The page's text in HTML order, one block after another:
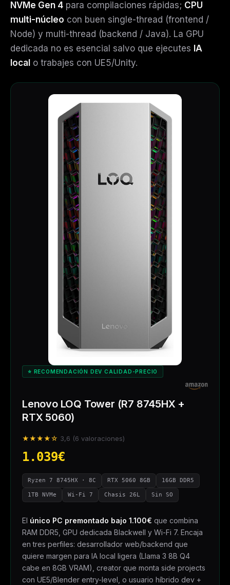
NVMe Gen 4 para compilaciones rápidas; CPU
multi-núcleo con buen single-thread (frontend /
Node) y multi-thread (backend / Java). La GPU
dedicada no es esencial salvo que ejecutes IA
local o trabajes con UE5/Unity.
⭐ RECOMENDACIÓN DEV CALIDAD-PRECIO
Lenovo LOQ Tower (R7 8745HX +
RTX 5060)
★★★★☆ 3,6 (6 valoraciones)
1.039€
Ryzen 7 8745HX · 8C RTX 5060 8GB 16GB DDR5
1TB NVMe Wi-Fi 7 Chasis 26L Sin SO
El único PC premontado bajo 1.100€ que combina
RAM DDR5, GPU dedicada Blackwell y Wi-Fi 7. Encaja
en tres perfiles: desarrollador web/backend que
quiere margen para IA local ligera (Llama 3 8B Q4
cabe en 8GB VRAM), creator que monta side projects
con UE5/Blender entry-level, o usuario híbrido dev +